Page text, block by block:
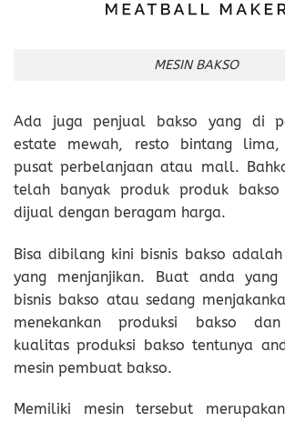
MESIN BAKSO
Ada juga penjual bakso yang di
estate mewah, resto bintang
pusat perbelanjaan atau mall.
telah banyak produk produk bakso
dijual dengan beragam harga.
Bisa dibilang kini bisnis bakso
yang menjanjikan. Buat anda
bisnis bakso atau sedang
menekankan produksi bakso dan
kualitas produksi bakso tentunya
mesin pembuat bakso.
Memiliki mesin tersebut